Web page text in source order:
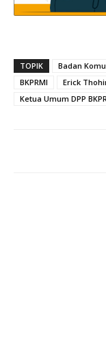
TOPIK
Badan
BKPRMI
Erick
Ketua Umum DPP